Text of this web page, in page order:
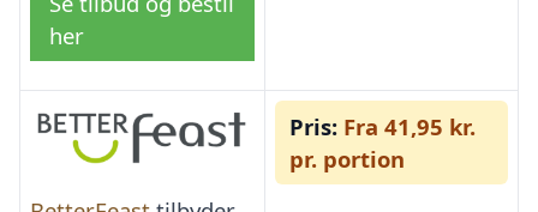
her
Pris: Fra 41,95 kr.
pr. portion